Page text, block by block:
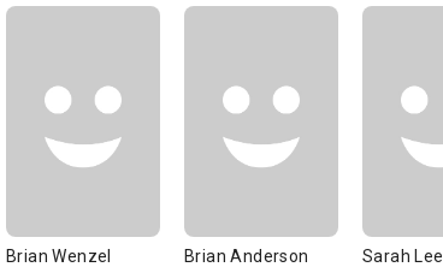
Brian Wenzel Brian Anderson Sarah Lee